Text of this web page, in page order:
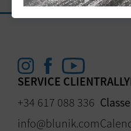
SERVICE CLIENT
+34 617 088 336
info@blunik.com